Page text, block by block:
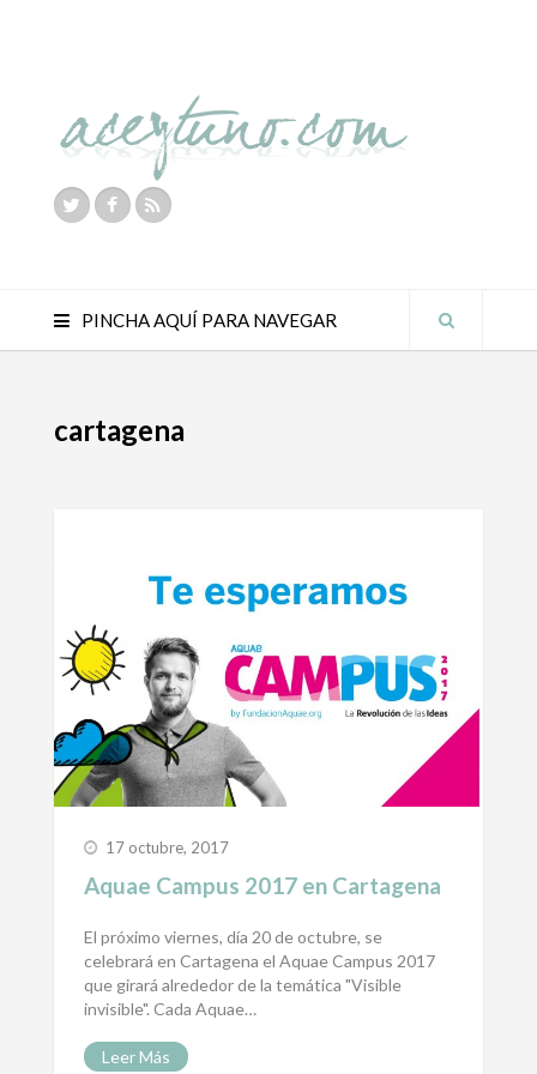
PINCHA AQUÍ PARA NAVEGAR
cartagena
17 octubre, 2017
Aquae Campus 2017 en Cartagena
El próximo viernes, día 20 de octubre, se
celebrará en Cartagena el Aquae Campus 2017
que girará alrededor de la temática "Visible
invisible". Cada Aquae…
Leer Más